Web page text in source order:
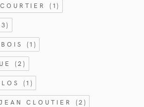
(1)
(1)
(2)
(1)
CLOUTIER (2)